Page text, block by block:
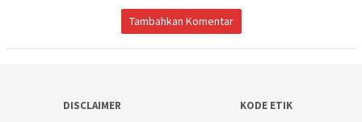
Tambahkan Komentar
DISCLAIMER KODE ETIK